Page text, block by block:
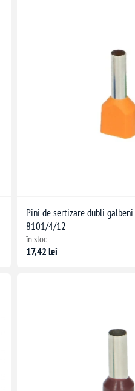
Pini de sertizare dubli galbeni
8101/4/12
în stoc
17,42 lei